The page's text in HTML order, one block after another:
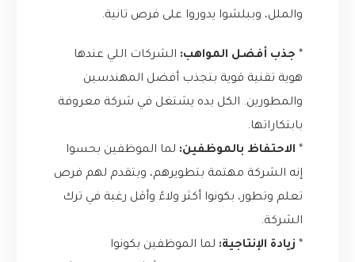
والملل، وببلشوا يدوروا على فرص تانية.
* جذب أفضل المواهب: الشركات اللي عندها
هوية تقنية قوية بتجذب أفضل المهندسين
والمطورين. الكل بده يشتغل في شركة معروفة
بابتكاراتها.
* الاحتفاظ بالموظفين: لما الموظفين بحسوا
إنه الشركة مهتمة بتطويرهم، وبتقدم لهم فرص
تعلم وتطور، بكونوا أكثر ولاءً وأقل رغبة في ترك
الشركة.
* زيادة الإنتاجية: لما الموظفين بكونوا